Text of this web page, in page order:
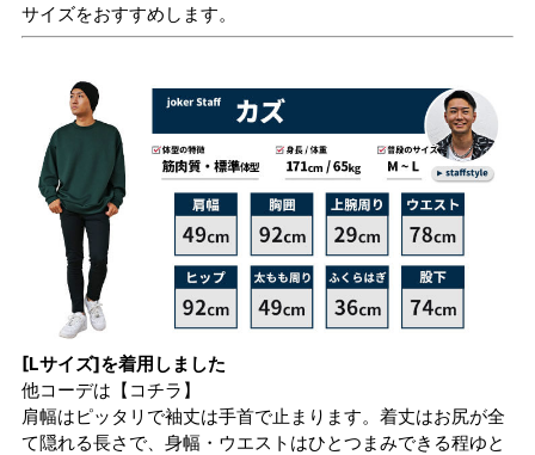
サイズをおすすめします。
[Lサイズ]を着用しました
他コーデは 【コチラ】
肩幅はピッタリで袖丈は手首で止まります。着丈はお尻が全
て隠れる長さで、身幅・ウエストはひとつまみできる程ゆと